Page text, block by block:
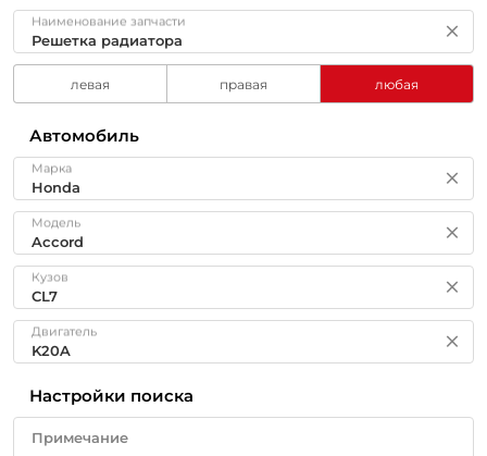
Наименование запчасти
левая правая любая
Автомобиль
Марка
Модель
Кузов
Двигатель
Настройки поиска
Примечание